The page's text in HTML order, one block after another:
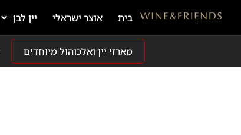
בית אוצר ישראלי יין לבן
מארזי יין ואלכוהול מיוחדים